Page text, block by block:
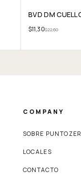
BVD DM
$22,60
$11,30
COMPANY
SOBRE
LOCALES
CONTACTO